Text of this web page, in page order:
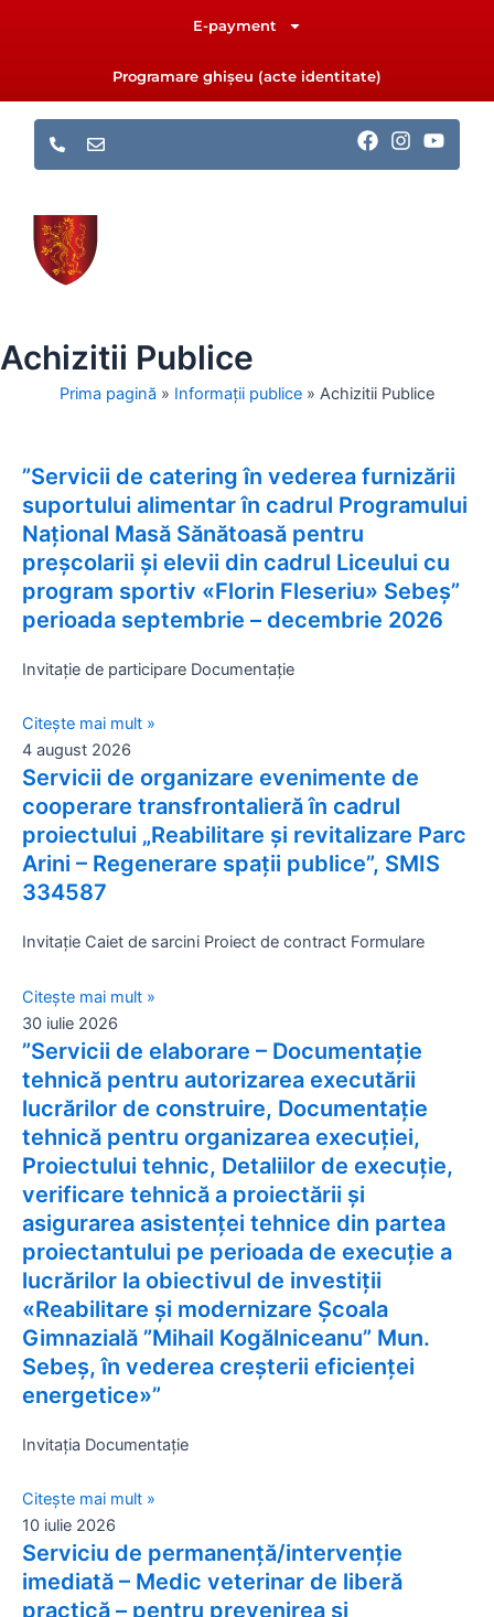
E-payment
Programare ghișeu (acte identitate)
F
I
Y
Achizitii Publice
Prima pagină » Informații publice » Achizitii Publice
”Servicii de catering în vederea furnizării
suportului alimentar în cadrul Programului
Național Masă Sănătoasă pentru
preșcolarii și elevii din cadrul Liceului cu
program sportiv «Florin Fleseriu» Sebeș”
perioada septembrie – decembrie 2026
Invitație de participare Documentație
Citește mai mult »
4 august 2026
Servicii de organizare evenimente de
cooperare transfrontalieră în cadrul
proiectului „Reabilitare și revitalizare Parc
Arini – Regenerare spații publice”, SMIS
334587
Invitație Caiet de sarcini Proiect de contract Formulare
Citește mai mult »
30 iulie 2026
”Servicii de elaborare – Documentație
tehnică pentru autorizarea executării
lucrărilor de construire, Documentație
tehnică pentru organizarea execuției,
Proiectului tehnic, Detaliilor de execuţie,
verificare tehnică a proiectării şi
asigurarea asistenței tehnice din partea
proiectantului pe perioada de execuţie a
lucrărilor la obiectivul de investiţii
«Reabilitare și modernizare Școala
Gimnazială ”Mihail Kogălniceanu” Mun.
Sebeș, în vederea creșterii eficienței
energetice»”
Invitația Documentație
Citește mai mult »
10 iulie 2026
Serviciu de permanență/intervenție
imediată – Medic veterinar de liberă
practică – pentru prevenirea și
PagePage
PagePage